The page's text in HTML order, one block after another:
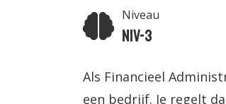
Niveau
Niv-3
Als Financieel
een bedrijf. Je regelt